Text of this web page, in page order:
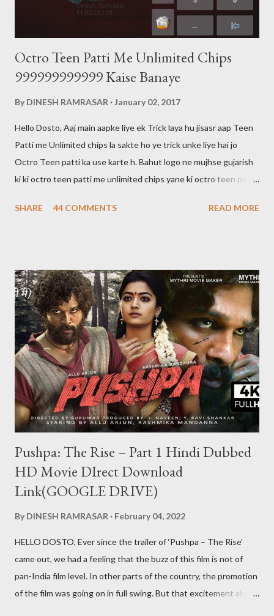
Octro Teen Patti Me Unlimited Chips
999999999999 Kaise Banaye
By DINESH RAMRASAR January 02, 2017
Hello Dosto, Aaj main aapke liye ek Trick laya hu jisasr aap Teen
Patti me Unlimited chips la sakte ho ye trick unke liye hai jo
Octro Teen patti ka use karte h. Bahut logo ne mujhse gujarish
ki ki octro teen patti me unlimited chips yane ki octro teen patti
hack nahi kar sakte aur aaj tak kisi ne bhi nahi kiya hai. 999 wali
chips nikal lete hai aur agar usne teen patti me complaint kar lu
to aapki id block ho jayegi aur aapki id ka balance 0 ho jayega aur
aap kabhi bhi us id se khel nahi payenge Aur ha ek baat teen
patti ko hack to nahi kiya ja sakta lekin teen patti ke jariye hum
kisi bhi table pe thode samaye ke liye aapko jitni chips chahiye
utni la sakte hi lekin wo chips sirf show karengi wo bh...
SHARE 44 COMMENTS READ MORE
Pushpa: The Rise – Part 1 Hindi Dubbed
HD Movie DIrect Download
Link(GOOGLE DRIVE)
By DINESH RAMRASAR February 04, 2022
HELLO DOSTO, Ever since the trailer of ‘Pushpa – The Rise’
came out, we had a feeling that the buzz of this film is not of
pan-India film level. In other parts of the country, the promotion
of the film was going on in full swing. But that excitement about